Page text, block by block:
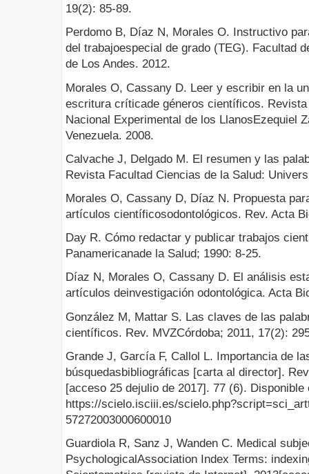
19(2): 85-89.
Perdomo B, Díaz N, Morales O. Instructivo
del trabajoespecial de grado (TEG). Facultad
de Los Andes. 2012.
Morales O, Cassany D. Leer y escribir en la
escritura críticade géneros científicos.
Nacional Experimental de los LlanosEzequiel
Venezuela. 2008.
Calvache J, Delgado M. El resumen y las
Revista Facultad Ciencias de la Salud:
Morales O, Cassany D, Díaz N. Propuesta
artículos científicosodontológicos. Rev. Acta
Day R. Cómo redactar y publicar trabajos
Panamericanade la Salud; 1990: 8-25.
Díaz N, Morales O, Cassany D. El análisis
artículos deinvestigación odontológica. Acta
González M, Mattar S. Las claves de las
científicos. Rev. MVZCórdoba; 2011, 17(2):
Grande J, García F, Callol L. Importancia de
búsquedasbibliográficas [carta al director].
[acceso 25 dejulio de 2017]. 77 (6). Disponible
https://scielo.isciii.es/
57272003000600010
Guardiola R, Sanz J, Wanden C. Medical
PsychologicalAssociation Index Terms: